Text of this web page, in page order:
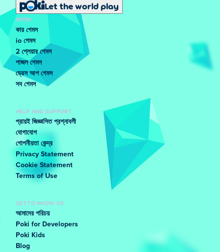
Let the world play
জনপ্রিয়
কার গেমস
io গেমস
2 প্লেয়ার গেমস
পাজল গেমস
ড্রেস আপ গেমস
সব গেমস
HELP AND SUPPORT
প্রায়ই জিজ্ঞাসিত প্রশ্নাবলী
যোগাযোগ
গোপনীয়তা কেন্দ্র
Privacy Statement
Cookie Statement
Terms of Use
GET TO KNOW US
আমাদের পরিচয়
Poki for Developers
Poki Kids
Blog